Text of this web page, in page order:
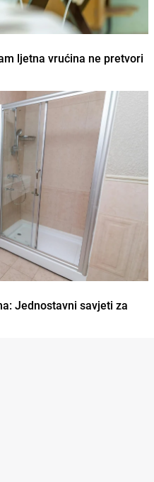
ljetna vrućina ne pretvori
Jednostavni savjeti za